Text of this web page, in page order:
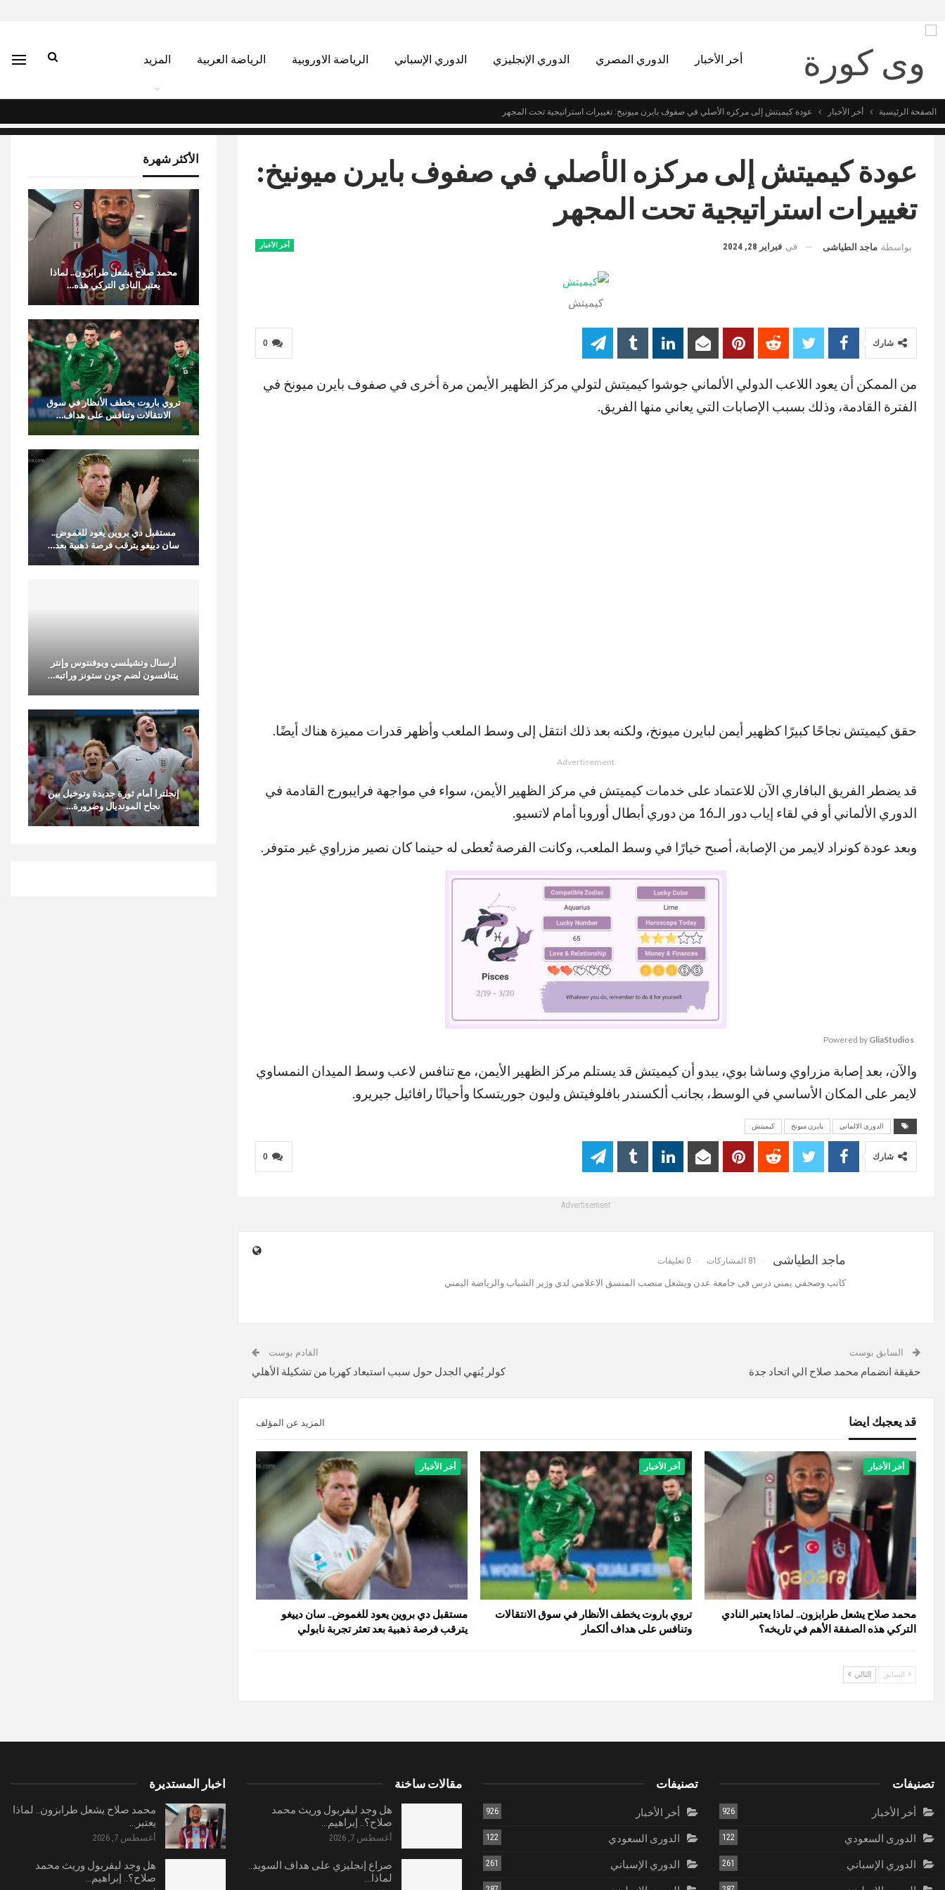
أخر الأخبار الدوري المصري الدوري الإنجليزي الدوري الإسباني الرياضة الاوروبية الرياضة العربية المزيد
الصفحة الرئيسية أخر الأخبار عودة كيميتش إلى مركزه الأصلي في صفوف بايرن ميونيخ: تغييرات استراتيجية تحت المجهر
عودة كيميتش إلى مركزه الأصلي في صفوف بايرن ميونيخ:
تغييرات استراتيجية تحت المجهر
أخر الأخبار بواسطة ماجد الطياشى في فبراير 28, 2024
كيميتش
0 شارك
من الممكن أن يعود اللاعب الدولي الألماني جوشوا كيميتش لتولي مركز الظهير الأيمن مرة أخرى في صفوف بايرن ميونخ في
الفترة القادمة، وذلك بسبب الإصابات التي يعاني منها الفريق.
حقق كيميتش نجاحًا كبيرًا كظهير أيمن لبايرن ميونخ، ولكنه بعد ذلك انتقل إلى وسط الملعب وأظهر قدرات مميزة هناك أيضًا.
Advertisement
قد يضطر الفريق البافاري الآن للاعتماد على خدمات كيميتش في مركز الظهير الأيمن، سواء في مواجهة فرايبورج القادمة في
الدوري الألماني أو في لقاء إياب دور الـ16 من دوري أبطال أوروبا أمام لاتسيو.
وبعد عودة كونراد لايمر من الإصابة، أصبح خيارًا في وسط الملعب، وكانت الفرصة تُعطى له حينما كان نصير مزراوي غير متوفر.
MUTE
Powered by GliaStudios
والآن، بعد إصابة مزراوي وساشا بوي، يبدو أن كيميتش قد يستلم مركز الظهير الأيمن، مع تنافس لاعب وسط الميدان النمساوي
لايمر على المكان الأساسي في الوسط، بجانب ألكسندر بافلوفيتش وليون جوريتسكا وأحيانًا رافائيل جيريرو.
الدورى الالماني بايرن ميونخ كيميتش
0 شارك
Advertisement
ماجد الطياشى 81 المشاركات 0 تعليقات
كاتب وصحفي يمني درس فى جامعة عدن ويشغل منصب المنسق الاعلامي لدي وزير الشباب والرياضة اليمني
السابق بوست
حقيقة انضمام محمد صلاح الي اتحاد جدة
القادم بوست
كولر يُنهي الجدل حول سبب استبعاد كهربا من تشكيلة الأهلي
قد يعجبك ايضا المزيد عن المؤلف
أخر الأخبار
محمد صلاح يشعل طرابزون.. لماذا يعتبر النادي
التركي هذه الصفقة الأهم في تاريخه؟
أخر الأخبار
تروي باروت يخطف الأنظار في سوق الانتقالات
وتنافس على هداف ألكمار
أخر الأخبار
مستقبل دي بروين يعود للغموض.. سان دييغو
يترقب فرصة ذهبية بعد تعثر تجربة نابولي
السابق التالي
الأكثر شهرة
محمد صلاح يشعل طرابزون.. لماذا
يعتبر النادي التركي هذه…
تروي باروت يخطف الأنظار في سوق
الانتقالات وتنافس على هداف…
مستقبل دي بروين يعود للغموض..
سان دييغو يترقب فرصة ذهبية بعد…
أرسنال وتشيلسي ويوفنتوس وإنتر
يتنافسون لضم جون ستونز وراتبه…
إنجلترا أمام ثورة جديدة وتوخيل بين
نجاح المونديال وضرورة…
تصنيفات
أخر الأخبار 926
الدورى السعودي 122
الدوري الإسباني 261
تصنيفات
أخر الأخبار 926
الدورى السعودي 122
الدوري الإسباني 261
مقالات ساخنة
هل وجد ليفربول وريث محمد
صلاح؟.. إبراهيم…
أغسطس 7, 2026
صراع إنجليزي على هداف السويد..
لماذا…
اخبار المستديرة
محمد صلاح يشعل طرابزون.. لماذا
يعتبر…
أغسطس 7, 2026
هل وجد ليفربول وريث محمد
صلاح؟.. إبراهيم…